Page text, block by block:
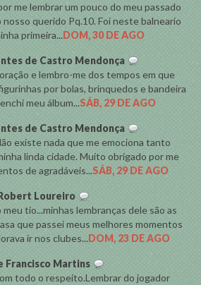
me lembrar um pouco do meu passado
querido Pq.10. Foi neste balneario
primeira...DOM, 30 DE AGO
de Castro Mendonça
e lembro-me dos tempos em que
por bolas, brinquedos e bandeira
meu álbum...SÁB, 29 DE AGO
de Castro Mendonça
existe nada que me emociona tanto
linda cidade. Muito obrigado por me
de agradáveis...SÁB, 29 DE AGO
Loureiro
tio...minhas lembranças dele são as
que passei meus melhores momentos
ir nos clubes...DOM, 23 DE AGO
Francisco Martins
todo o respeito.Lembrar do jogador